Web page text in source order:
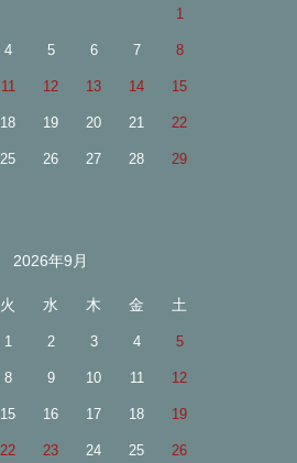
1
4 5 6 7 8
11 12 13 14 15
18 19 20 21 22
25 26 27 28 29
2026年9月
火 水 木 金 土
1 2 3 4 5
8 9 10 11 12
15 16 17 18 19
22 23 24 25 26